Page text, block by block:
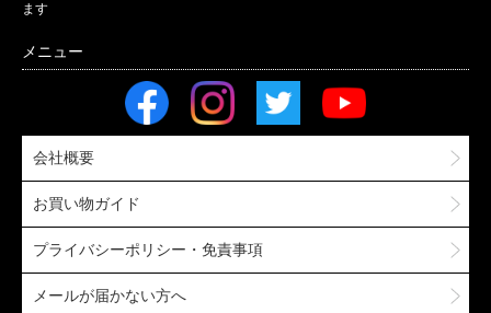
ます
会社概要
お買い物ガイド
プライバシーポリシー・免責事項
メールが届かない方へ